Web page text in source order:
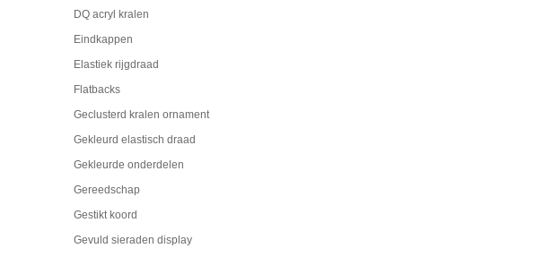
DQ acryl kralen
Eindkappen
Elastiek rijgdraad
Flatbacks
Geclusterd kralen ornament
Gekleurd elastisch draad
Gekleurde onderdelen
Gereedschap
Gestikt koord
Gevuld sieraden display